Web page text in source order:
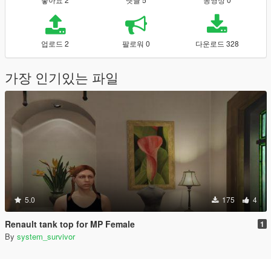
업로드 2 팔로워 0 다운로드 328
가장 인기있는 파일
5.0 175 4
Renault tank top for MP Female 1
By system_survivor